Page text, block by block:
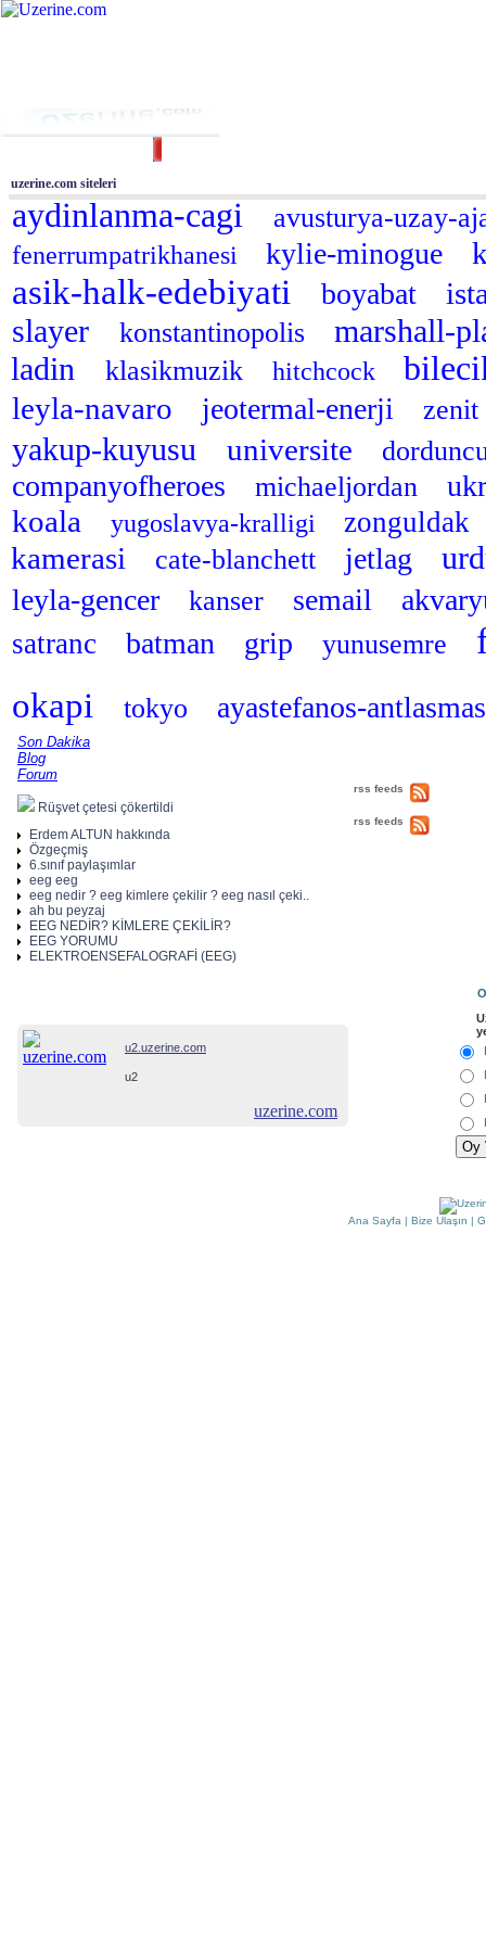
uzerine.com siteleri
aydinlanma-cagi avusturya-uzay-
fenerrumpatrikhanesi kylie-minogue
asik-halk-edebiyati boyabat
slayer konstantinopolis
marshall-
ladin
klasikmuzik hitchcock
leyla-navaro jeotermal-enerji zenit
yakup-kuyusu universite
companyofheroes michaeljordan
koala yugoslavya-kralligi zonguldak
kamerasi cate-blanchett jetlag
leyla-gencer kanser semail
satranc batman grip yunusemre
okapi tokyo ayastefanos-
Son Dakika
Blog
Forum
rss feeds
Rüşvet çetesi çökertildi
rss feeds
Erdem ALTUN hakkında
Özgeçmiş
6.sınıf paylaşımlar
eeg eeg
eeg nedir ? eeg kimlere çekilir ? eeg nasıl çeki..
ah bu peyzaj
EEG NEDİR? KİMLERE ÇEKİLİR?
EEG YORUMU
ELEKTROENSEFALOGRAFİ (EEG)
u2.uzerine.com
u2
uzerine.com
Ana Sayfa | Bize Ulaşın |